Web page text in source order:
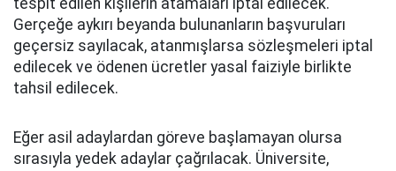
tespit edilen kişilerin atamaları iptal edilecek.
Gerçeğe aykırı beyanda bulunanların başvuruları
geçersiz sayılacak, atanmışlarsa sözleşmeleri iptal
edilecek ve ödenen ücretler yasal faiziyle birlikte
tahsil edilecek.
Eğer asil adaylardan göreve başlamayan olursa
sırasıyla yedek adaylar çağrılacak. Üniversite,